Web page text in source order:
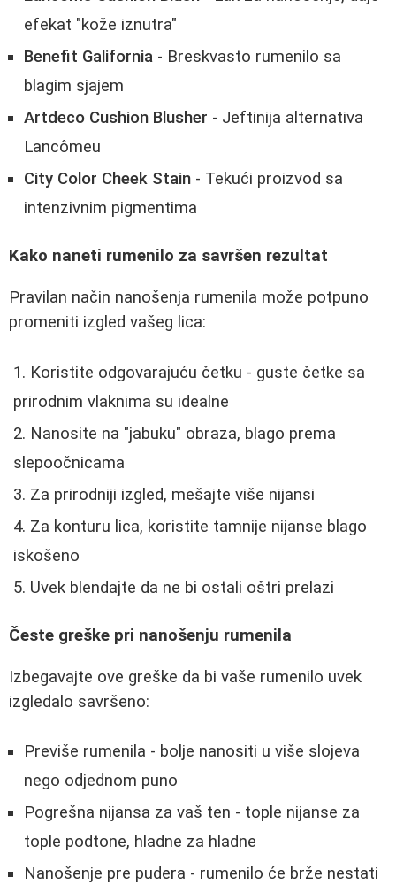
efekat "kože iznutra"
Benefit Galifornia - Breskvasto rumenilo sa
blagim sjajem
Artdeco Cushion Blusher - Jeftinija alternativa
Lancômeu
City Color Cheek Stain - Tekući proizvod sa
intenzivnim pigmentima
Kako naneti rumenilo za savršen rezultat
Pravilan način nanošenja rumenila može potpuno
promeniti izgled vašeg lica:
Koristite odgovarajuću četku - guste četke sa
prirodnim vlaknima su idealne
Nanosite na "jabuku" obraza, blago prema
slepoočnicama
Za prirodniji izgled, mešajte više nijansi
Za konturu lica, koristite tamnije nijanse blago
iskošeno
Uvek blendajte da ne bi ostali oštri prelazi
Česte greške pri nanošenju rumenila
Izbegavajte ove greške da bi vaše rumenilo uvek
izgledalo savršeno:
Previše rumenila - bolje nanositi u više slojeva
nego odjednom puno
Pogrešna nijansa za vaš ten - tople nijanse za
tople podtone, hladne za hladne
Nanošenje pre pudera - rumenilo će brže nestati